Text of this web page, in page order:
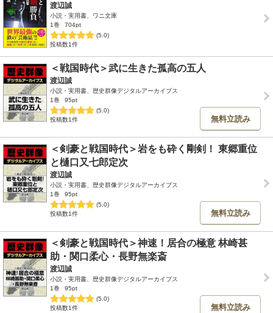
渡辺誠
小説・実用書、ワニ文庫
1巻
704pt
(5.0)
投稿数1件
＜戦国時代＞武に生きた孤高の五人
渡辺誠
小説・実用書、歴史群像デジタルアーカイブス
1巻
95pt
(5.0)
投稿数1件
無料立読み
＜剣豪と戦国時代＞岩をも砕く剛剣！ 東郷重位
と樋口又七郎定次
渡辺誠
小説・実用書、歴史群像デジタルアーカイブス
1巻
95pt
(5.0)
投稿数1件
無料立読み
＜剣豪と戦国時代＞神速！居合の極意 林崎甚
助・関口柔心・長野無楽斎
渡辺誠
小説・実用書、歴史群像デジタルアーカイブス
1巻
95pt
(5.0)
投稿数1件
無料立読み